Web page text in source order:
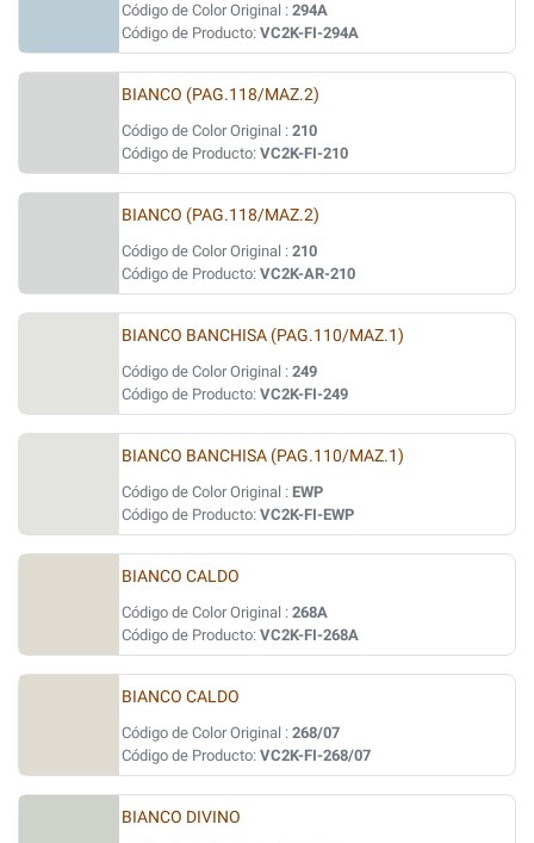
Código de Color Original : 294A
Código de Producto: VC2K-FI-294A
BIANCO (PAG.118/MAZ.2)
Código de Color Original : 210
Código de Producto: VC2K-FI-210
BIANCO (PAG.118/MAZ.2)
Código de Color Original : 210
Código de Producto: VC2K-AR-210
BIANCO BANCHISA (PAG.110/MAZ.1)
Código de Color Original : 249
Código de Producto: VC2K-FI-249
BIANCO BANCHISA (PAG.110/MAZ.1)
Código de Color Original : EWP
Código de Producto: VC2K-FI-EWP
BIANCO CALDO
Código de Color Original : 268A
Código de Producto: VC2K-FI-268A
BIANCO CALDO
Código de Color Original : 268/07
Código de Producto: VC2K-FI-268/07
BIANCO DIVINO